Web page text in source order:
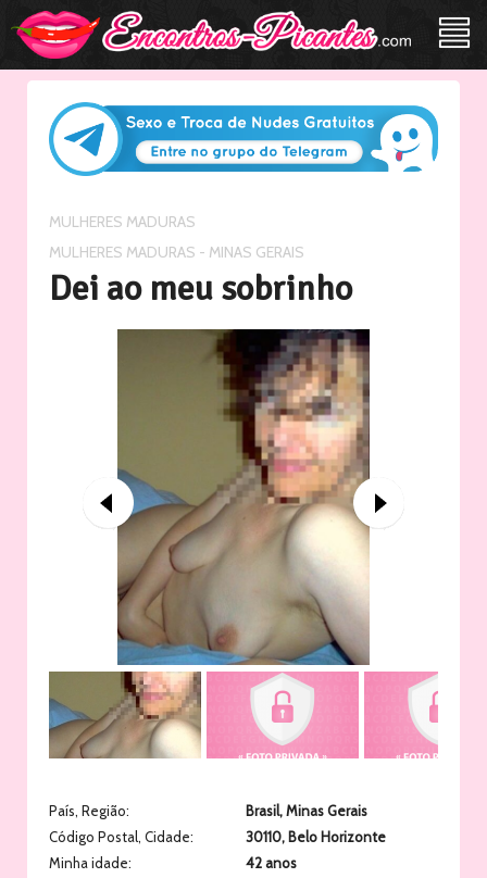
MULHERES MADURAS
MULHERES MADURAS - MINAS GERAIS
Dei ao meu sobrinho
País, Região: Brasil,Minas Gerais
Código Postal, Cidade:
30110, Belo Horizonte
Minha idade:
42 anos